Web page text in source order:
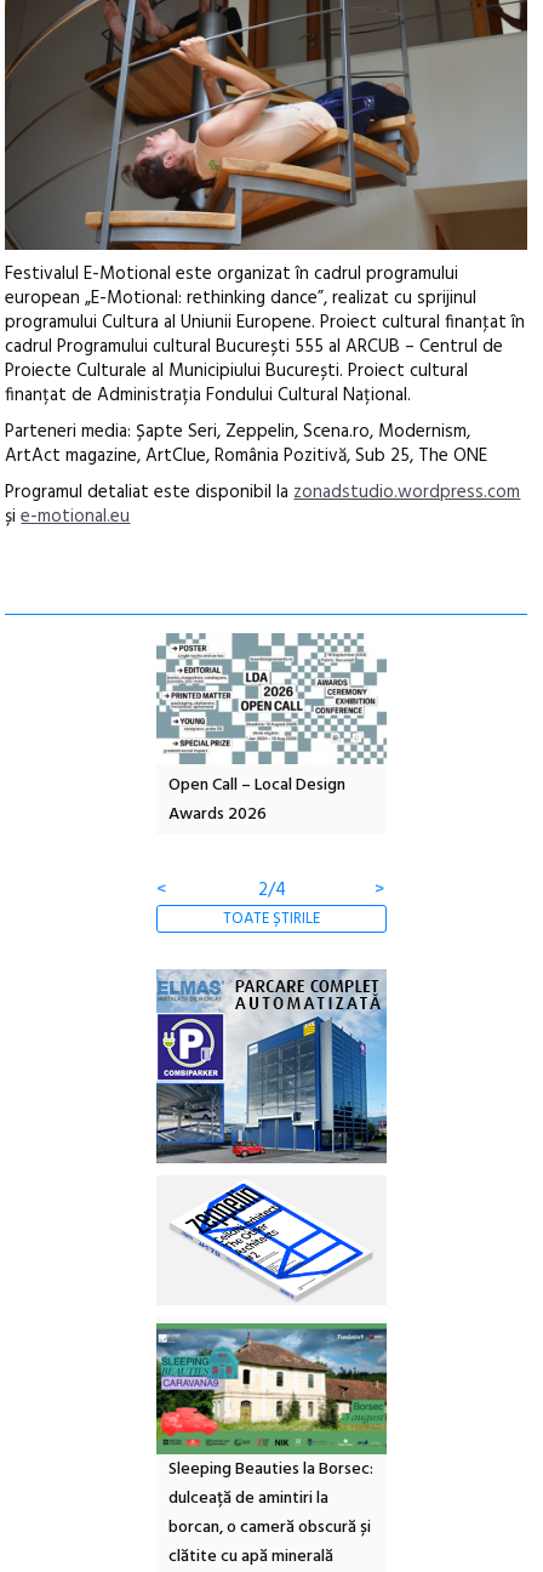
Festivalul E-Motional este organizat în cadrul programului
european „E-Motional: rethinking dance”, realizat cu sprijinul
programului Cultura al Uniunii Europene. Proiect cultural finanţat în
cadrul Programului cultural București 555 al ARCUB – Centrul de
Proiecte Culturale al Municipiului București. Proiect cultural
finanțat de Administrația Fondului Cultural Național.
Parteneri media: Șapte Seri, Zeppelin, Scena.ro, Modernism,
ArtAct magazine, ArtClue, România Pozitivă, Sub 25, The ONE
Programul detaliat este disponibil lazonadstudio.wordpress.com
șie-motional.eu
Open Call – Local Design
Awards 2026
<
2/4 >
TOATE ȘTIRILE
Sleeping Beauties la Borsec:
dulceață de amintiri la
borcan, o cameră obscură și
clătite cu apă minerală